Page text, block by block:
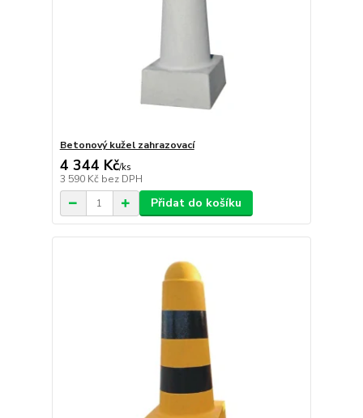
Betonový kužel zahrazovací
4 344 Kč/ks
3 590 Kč bez DPH
Přidat do košíku